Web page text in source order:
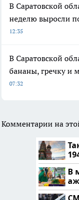
В Саратовской
неделю выросли
12:35
В Саратовской
бананы, гречку и
07:32
Комментарии на
В